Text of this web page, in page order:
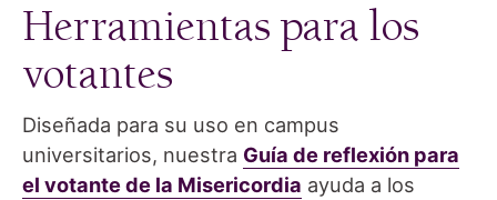
Herramientas para los
votantes
Diseñada para su uso en campus
universitarios, nuestra Guía de reflexión para
el votante de la Misericordia ayuda a los